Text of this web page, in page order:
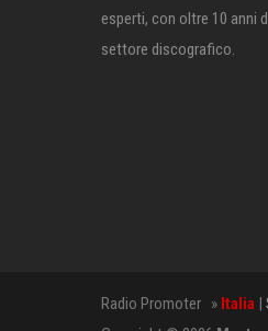
esperti, con oltre 10 anni
settore discografico.
Radio Promoter » Italia